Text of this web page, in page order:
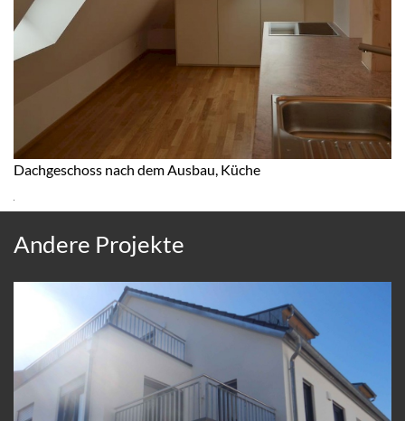
Dachgeschoss nach dem Ausbau, Küche
Andere Projekte